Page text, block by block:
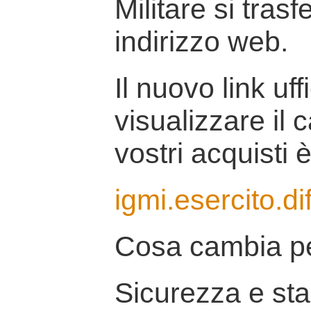
Militare si
indirizzo web.
Il nuovo link
visualizzare il
vostri acquisti
Cosa cambia
Sicurezza e